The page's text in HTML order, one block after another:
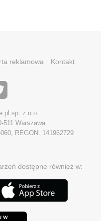
reklamowa Kontakt
sp. z o.o.
511 Warszawa
REGON: 141962729
dostępne również w: